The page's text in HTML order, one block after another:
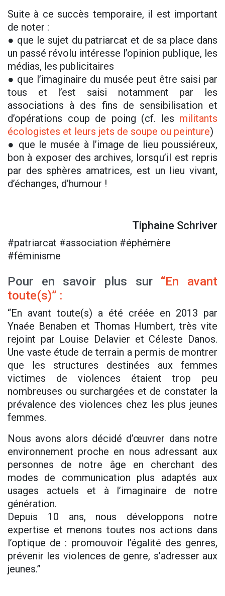
Suite à ce succès temporaire, il est important
de noter :
● que le sujet du patriarcat et de sa place dans
un passé révolu intéresse l’opinion publique, les
médias, les publicitaires
● que l’imaginaire du musée peut être saisi par
tous et l’est saisi notamment par les
associations à des fins de sensibilisation et
d’opérations coup de poing (cf. les militants
écologistes et leurs jets de soupe ou peinture)
● que le musée à l’image de lieu poussiéreux,
bon à exposer des archives, lorsqu’il est repris
par des sphères amatrices, est un lieu vivant,
d’échanges, d’humour !
Tiphaine Schriver
#patriarcat #association #éphémère
#féminisme
Pour en savoir plus sur “En avant
toute(s)” :
“En avant toute(s) a été créée en 2013 par
Ynaée Benaben et Thomas Humbert, très vite
rejoint par Louise Delavier et Céleste Danos.
Une vaste étude de terrain a permis de montrer
que les structures destinées aux femmes
victimes de violences étaient trop peu
nombreuses ou surchargées et de constater la
prévalence des violences chez les plus jeunes
femmes.
Nous avons alors décidé d’œuvrer dans notre
environnement proche en nous adressant aux
personnes de notre âge en cherchant des
modes de communication plus adaptés aux
usages actuels et à l’imaginaire de notre
génération.
Depuis 10 ans, nous développons notre
expertise et menons toutes nos actions dans
l’optique de : promouvoir l’égalité des genres,
prévenir les violences de genre, s’adresser aux
jeunes.”